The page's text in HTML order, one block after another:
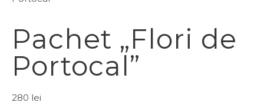
Pachet „Flori de
Portocal”
280 lei